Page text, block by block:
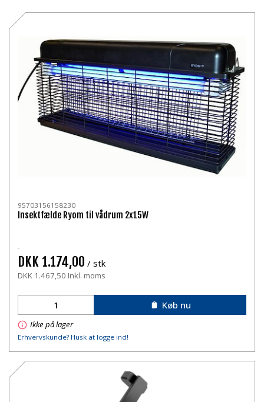
95703156158230
Insektfælde Ryom til vådrum 2x15W
DKK 1.174,00 / stk
DKK 1.467,50 Inkl. moms
Køb nu
Ikke på lager
Erhvervskunde? Husk at logge ind!